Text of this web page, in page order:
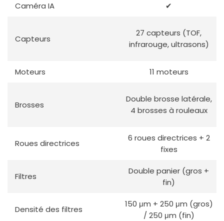
Caméra IA ✔
Capteurs
27 capteurs (TOF,
infrarouge, ultrasons)
Moteurs 11 moteurs
Brosses
Double brosse latérale,
4 brosses à rouleaux
Roues directrices
6 roues directrices + 2
fixes
Filtres
Double panier (gros +
fin)
Densité des filtres
150 μm + 250 μm (gros)
/ 250 μm (fin)